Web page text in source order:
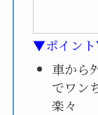
▼ポイン
車から
でワン
楽々